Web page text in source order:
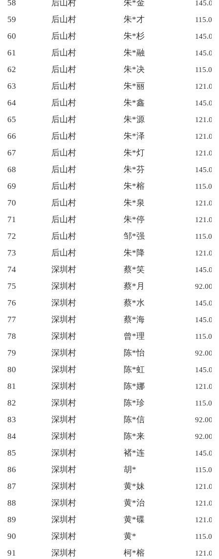
58 后山村 朱*金 145.00
59 后山村 朱*才 115.00
60 后山村 朱*杉 145.00
61 后山村 朱*融 145.00
62 后山村 朱*决 115.00
63 后山村 朱*丽 121.00
64 后山村 朱*鑫 145.00
65 后山村 朱*源 121.00
66 后山村 朱*泽 121.00
67 后山村 朱*灯 121.00
68 后山村 朱*芬 145.00
69 后山村 朱*榕 115.00
70 后山村 朱*泉 121.00
71 后山村 朱*停 121.00
72 后山村 邹*强 115.00
73 后山村 朱*降 121.00
74 深圳村 蔡*笑 145.00
75 深圳村 蔡*月 92.00
76 深圳村 蔡*水 145.00
77 深圳村 蔡*海 145.00
78 深圳村 曾*理 115.00
79 深圳村 陈*怡 92.00
80 深圳村 陈*虹 145.00
81 深圳村 陈*娜 121.00
82 深圳村 陈*珍 115.00
83 深圳村 陈*信 92.00
84 深圳村 陈*来 92.00
85 深圳村 褚*连 145.00
86 深圳村 胡* 115.00
87 深圳村 黄*妹 121.00
88 深圳村 黄*治 121.00
89 深圳村 黄*碟 121.00
90 深圳村 黄* 115.00
91 深圳村 柯*榕 121.00